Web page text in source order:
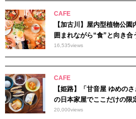
CAFE
【加古川】屋内型植物公
囲まれながら“食”と向き合
16,535views
CAFE
【姫路】「甘音屋 ゆめの
の日本家屋でここだけの限
20,000views